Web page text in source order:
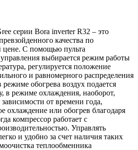
серии Bora inverter R32 – это
качества по
цене. С помощью пульта
выбирается режим работы
регулируется положение
и равномерного распределения
режиме обогрева воздух подается
в режиме охлаждения, наоборот,
от времени года,
охлаждение или обогрев благодаря
компрессор работает с
Управлять
и удобно за счет наличия таких
теплообменника